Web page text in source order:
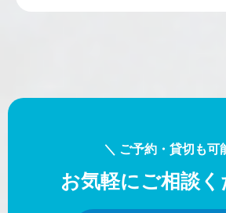
＼ ご予約・貸切も可
お気軽にご相談く